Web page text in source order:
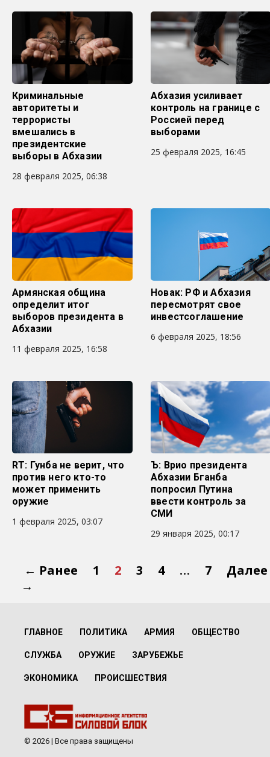
Криминальные
авторитеты и
террористы
вмешались в
президентские
выборы в Абхазии
28 февраля 2025, 06:38
Абхазия усиливает
контроль на границе с
Россией перед
выборами
25 февраля 2025, 16:45
Армянская община
определит итог
выборов президента в
Абхазии
11 февраля 2025, 16:58
Новак: РФ и Абхазия
пересмотрят свое
инвестсоглашение
6 февраля 2025, 18:56
RT: Гунба не верит, что
против него кто-то
может применить
оружие
1 февраля 2025, 03:07
Ъ: Врио президента
Абхазии Бганба
попросил Путина
ввести контроль за
СМИ
29 января 2025, 00:17
← Ранее 1 2 3 4 … 7
Далее
→
ГЛАВНОЕ ПОЛИТИКА АРМИЯ ОБЩЕСТВО
СЛУЖБА ОРУЖИЕ ЗАРУБЕЖЬЕ
ЭКОНОМИКА ПРОИСШЕСТВИЯ
© 2026 | Все права защищены